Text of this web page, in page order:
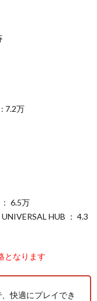
7.2万
6.5万
HUB ： 4.3
となります
快適にプレイでき